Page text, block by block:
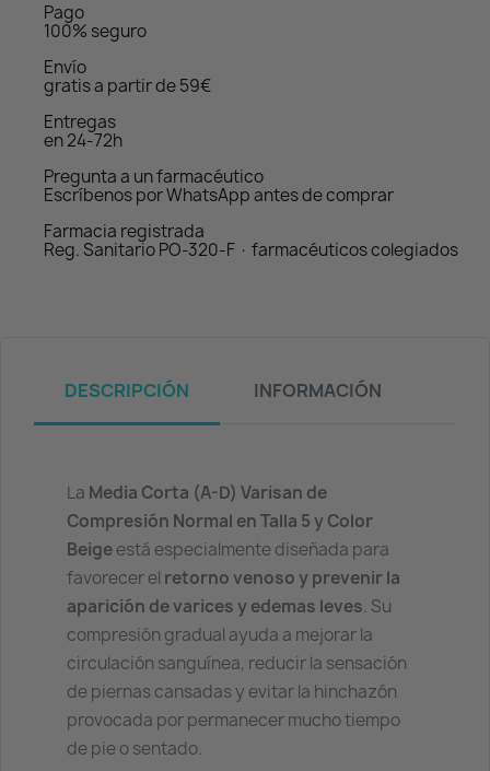
Pago
100% seguro
Envío
gratis a partir de 59€
Entregas
en 24-72h
Pregunta a un farmacéutico
Escríbenos por WhatsApp antes de comprar
Farmacia registrada
Reg. Sanitario PO-320-F · farmacéuticos colegiados
DESCRIPCIÓN INFORMACIÓN
La Media Corta (A-D) Varisan de
Compresión Normal en Talla 5 y Color
Beigeestá especialmente diseñada para
favorecer el retorno venoso y prevenir la
aparición de varices y edemas leves. Su
compresión gradual ayuda a mejorar la
circulación sanguínea, reducir la sensación
de piernas cansadas y evitar la hinchazón
provocada por permanecer mucho tiempo
de pie o sentado.